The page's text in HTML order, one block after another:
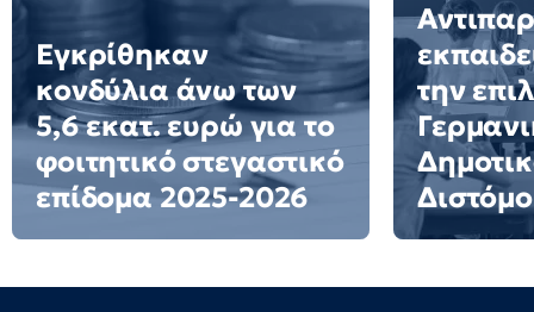
Εγκρίθηκαν
κονδύλια άνω των
5,6 εκατ. ευρώ για το
φοιτητικό στεγαστικό
επίδομα 2025-2026
την